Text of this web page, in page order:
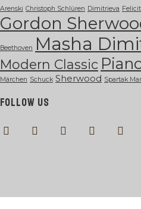
Arenski Christoph Schlüren Dimitrieva
Gordon
Beethoven Masha
Modern Classic
Märchen Schuck Sherwood Spartak
FOLLOW US